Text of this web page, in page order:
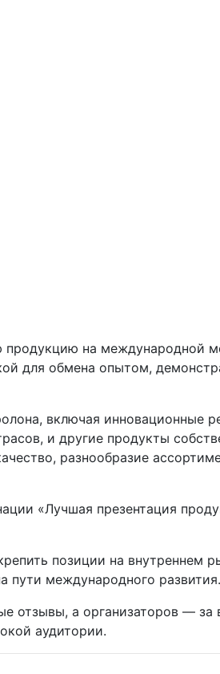
на международной
для обмена опытом,
включая инновационные
и другие продукты
разнообразие
«Лучшая презентация
позиции на внутреннем
пути международного развития.
отзывы, а организаторов —
аудитории.